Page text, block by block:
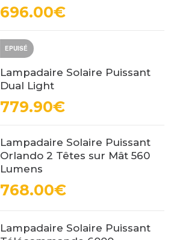
696.00€
EPUISÉ
Lampadaire Solaire Puissant
Dual Light
779.90€
Lampadaire Solaire Puissant
Orlando 2 Têtes sur Mât 560
Lumens
768.00€
Lampadaire Solaire Puissant